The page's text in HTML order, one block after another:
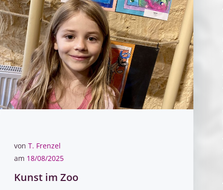
von T. Frenzel
am 18/08/2025
Kunst im Zoo